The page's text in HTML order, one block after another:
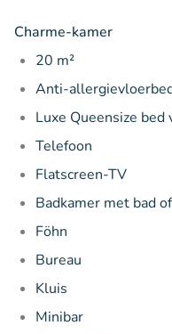
Charme-kamer
20 m²
Anti-
Luxe Queensize bed
Telefoon
Flatscreen-TV
Badkamer met bad
Föhn
Bureau
Kluis
Minibar